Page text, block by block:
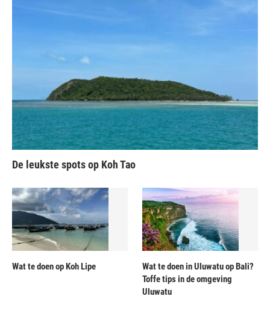
De leukste spots op Koh Tao
Wat te doen op Koh Lipe
Wat te doen in Uluwatu op Bali?
Toffe tips in de omgeving
Uluwatu